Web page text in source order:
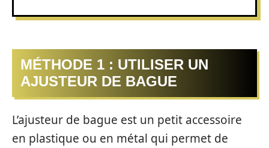
MÉTHODE 1 : UTILISER UN
AJUSTEUR DE BAGUE
L’ajusteur de bague est un petit accessoire
en plastique ou en métal qui permet de